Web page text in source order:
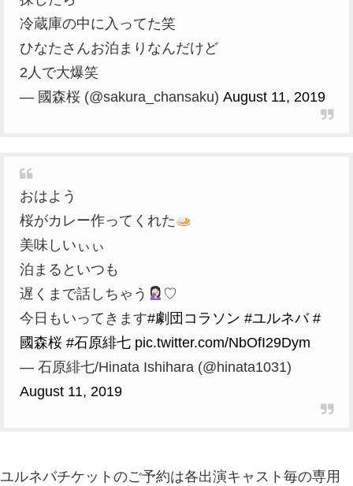
冷蔵庫の中に入ってた笑
ひなたさんお泊まりなんだけど
2人で大爆笑
— 國森桜 (@sakura_chansaku) August 11, 2019
おはよう
桜がカレー作ってくれた
美味しいぃぃ
泊まるといつも
遅くまで話しちゃう
♡
今日もいってきます#劇団コラソン #ユルネバ #
國森桜 #石原緋七 pic.twitter.com/NbOfI29Dym
— 石原緋七/Hinata Ishihara (@hinata1031)
August 11, 2019
ユルネバチケットのご予約は各出演キャスト毎の専用